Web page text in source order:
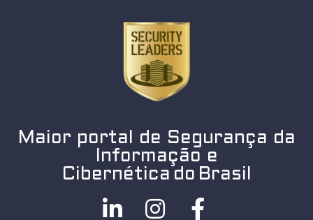
Maior portal de Segurança da
Informação e
Cibernética do Brasil